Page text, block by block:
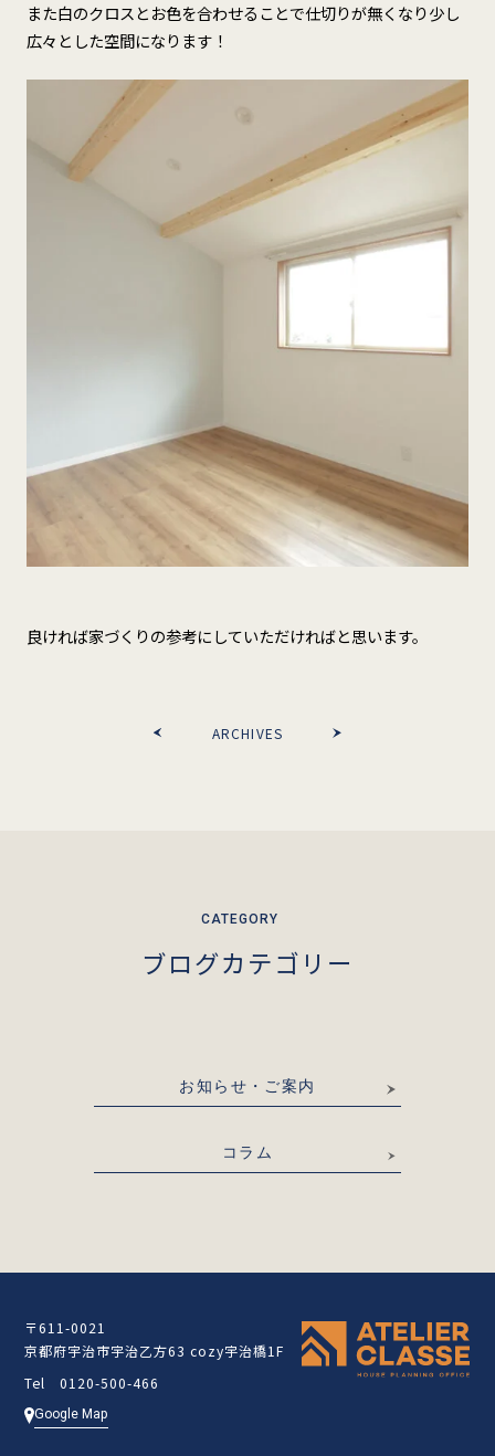
また白のクロスとお色を合わせることで仕切りが無くなり少し
広々とした空間になります！
良ければ家づくりの参考にしていただければと思います。
ARCHIVES
ブログカテゴリー
お知らせ・ご案内
コラム
〒611-0021
京都府宇治市宇治乙方63 cozy宇治橋1F
Tel 0120-500-466
Google Map